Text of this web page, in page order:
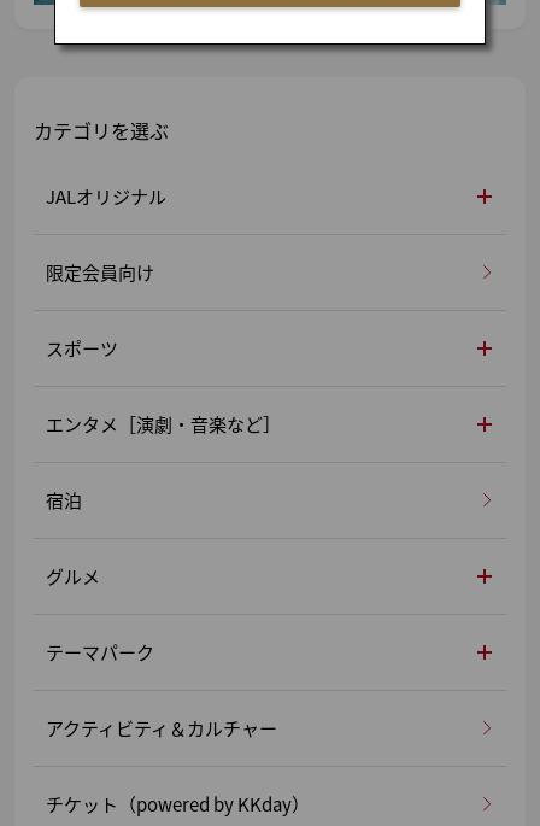
カテゴリを選ぶ
JALオリジナル
限定会員向け
スポーツ
エンタメ［演劇・音楽など］
宿泊
グルメ
テーマパーク
アクティビティ＆カルチャー
チケット（powered by KKday）